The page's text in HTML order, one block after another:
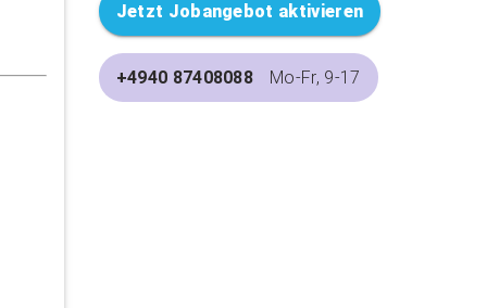
Jetzt Jobangebot aktivieren
+4940 87408088 Mo-Fr, 9-17